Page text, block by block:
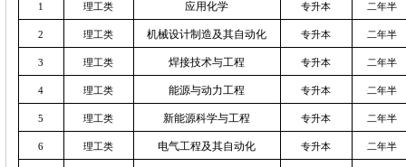
1 理工类 应用化学 专升本 二年半
2 理工类 机械设计制造及其自动化 专升本 二年半
3 理工类 焊接技术与工程 专升本 二年半
4 理工类 能源与动力工程 专升本 二年半
5 理工类 新能源科学与工程 专升本 二年半
6 理工类 电气工程及其自动化 专升本 二年半